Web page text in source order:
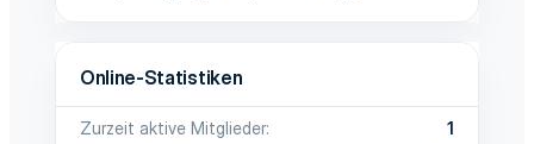
Online-Statistiken
Zurzeit aktive Mitglieder
1